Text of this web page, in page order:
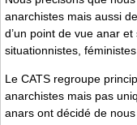
anarchistes mais aussi
d’un point de vue anar
situationnistes, féministes
Le CATS regroupe
anarchistes mais pas
anars ont décidé de